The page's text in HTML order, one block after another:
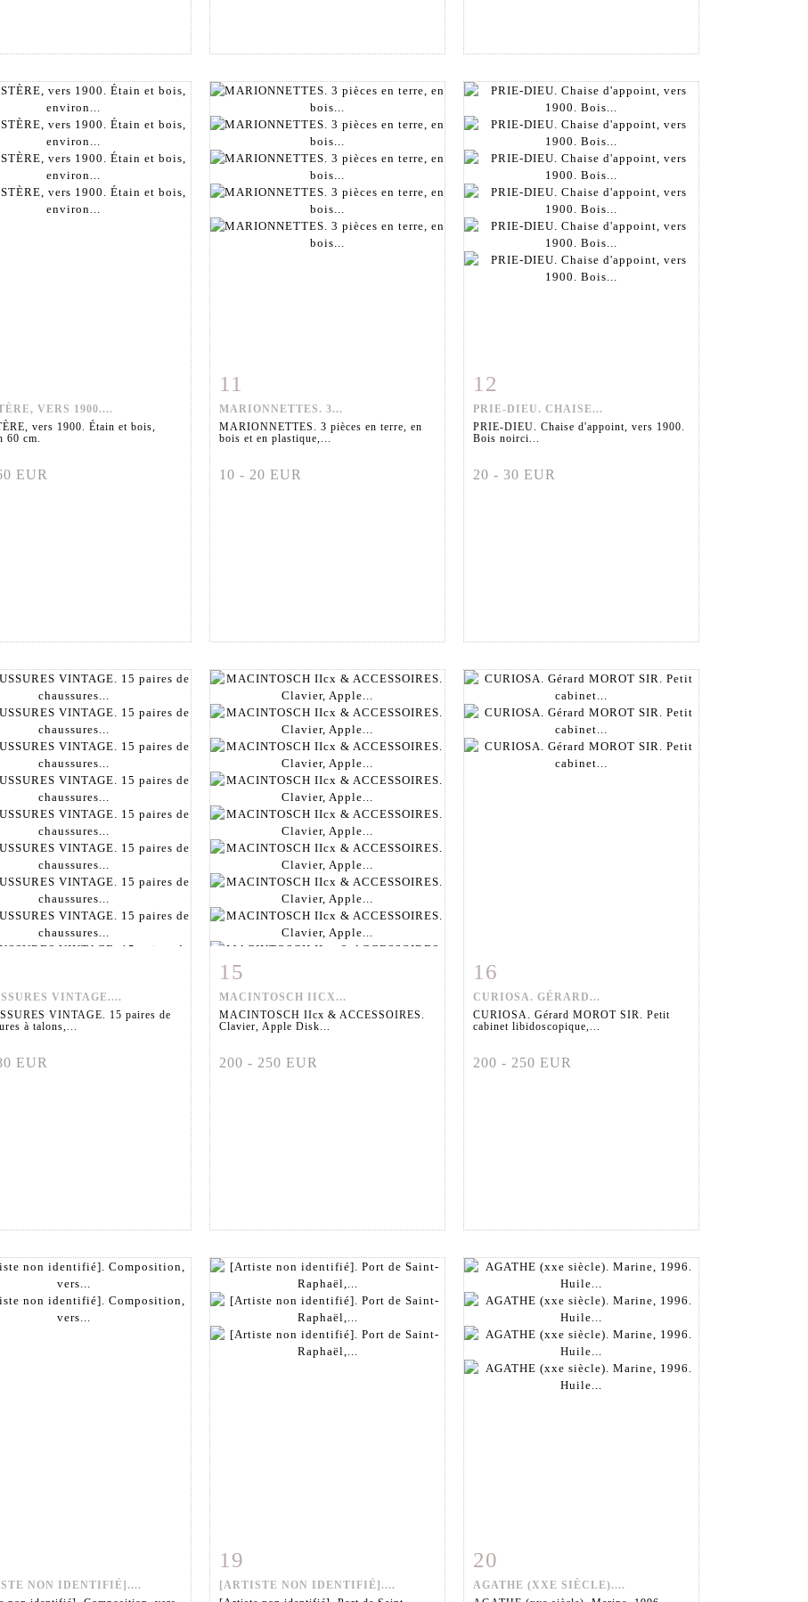
détaillée
VERS 1900....
vers 1900. Étain et bois,
60 cm.
EUR
Fiche détaillée
11
MARIONNETTES. 3...
MARIONNETTES. 3 pièces en terre, en
bois et en plastique,...
10 - 20 EUR
Fiche détaillée
12
PRIE-DIEU. CHAISE...
PRIE-DIEU. Chaise d'appoint, vers 1900.
Bois noirci...
20 - 30 EUR
détaillée
VINTAGE....
VINTAGE. 15 paires de
à talons,...
EUR
Fiche détaillée
15
MACINTOSCH IICX...
MACINTOSCH IIcx & ACCESSOIRES.
Clavier, Apple Disk...
200 - 250 EUR
Fiche détaillée
16
CURIOSA. GÉRARD...
CURIOSA. Gérard MOROT SIR. Petit
cabinet libidoscopique,...
200 - 250 EUR
détaillée
NON IDENTIFIÉ]....
Fiche détaillée
19
[ARTISTE NON IDENTIFIÉ]....
Fiche détaillée
20
AGATHE (XXE SIÈCLE)....